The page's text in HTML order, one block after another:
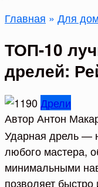
Главная » Для
ТОП-10
дрелей:
Дрели
АвторАнтон
Ударная дрель —
любого мастера,
минимальными
позволяет быстро